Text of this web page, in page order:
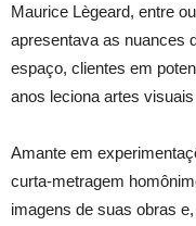
Maurice Lègeard, entre
apresentava as nuances
espaço, clientes em
anos leciona artes visuais
Amante em
curta-metragem
imagens de suas obras